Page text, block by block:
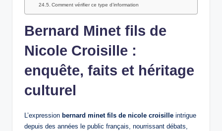
Comment vérifier ce type d’information
Bernard Minet fils de
Nicole Croisille :
enquête, faits et héritage
culturel
L’expression bernard minet fils de nicole croisille intrigue
depuis des années le public français, nourrissant débats,